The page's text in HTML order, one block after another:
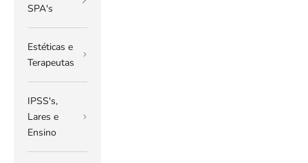
SPA's
Estéticas e
Terapeutas
IPSS's,
Lares e
Ensino